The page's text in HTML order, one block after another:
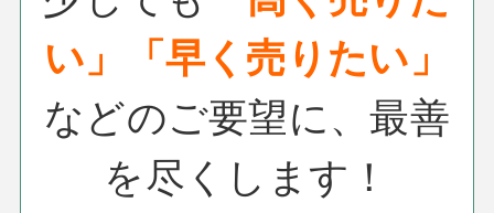
い」「早く売りたい」
などのご要望に、最善
を尽くします！